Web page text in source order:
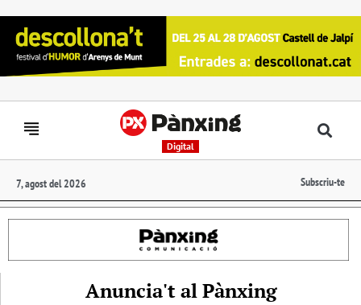
Digital
7, agost del 2026 Subscriu-te
Anuncia't al Pànxing